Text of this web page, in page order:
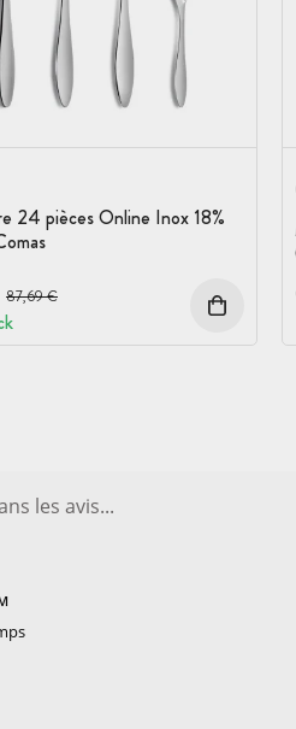
24 pièces Online Inox 18%
Prix avant réduction :
87,69 €